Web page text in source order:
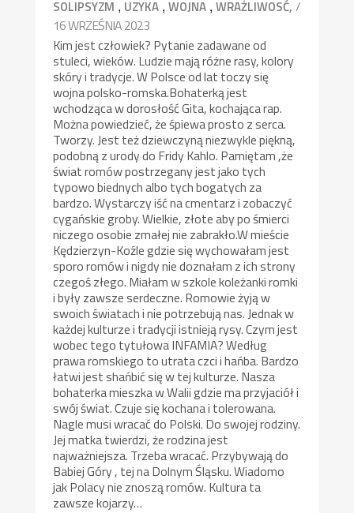
SOLIPSYZM , UZYKA ,WOJNA ,WRAŻLIWOSĆ, /
16 WRZEŚNIA 2023
Kim jest człowiek? Pytanie zadawane od
stuleci, wieków. Ludzie mają różne rasy, kolory
skóry i tradycje. W Polsce od lat toczy się
wojna polsko-romska.Bohaterką jest
wchodząca w dorosłość Gita, kochająca rap.
Można powiedzieć, że śpiewa prosto z serca.
Tworzy. Jest też dziewczyną niezwykle piękną,
podobną z urody do Fridy Kahlo. Pamiętam ,że
świat romów postrzegany jest jako tych
typowo biednych albo tych bogatych za
bardzo. Wystarczy iść na cmentarz i zobaczyć
cygańskie groby. Wielkie, złote aby po śmierci
niczego osobie zmałej nie zabrakło.W mieście
Kędzierzyn-Koźle gdzie się wychowałam jest
sporo romów i nigdy nie doznałam z ich strony
czegoś złego. Miałam w szkole koleżanki romki
i były zawsze serdeczne. Romowie żyją w
swoich światach i nie potrzebują nas. Jednak w
każdej kulturze i tradycji istnieją rysy. Czym jest
wobec tego tytułowa INFAMIA? Według
prawa romskiego to utrata czci i hańba. Bardzo
łatwi jest shańbić się w tej kulturze. Nasza
bohaterka mieszka w Walii gdzie ma przyjaciół i
swój świat. Czuje się kochana i tolerowana.
Nagle musi wracać do Polski. Do swojej rodziny.
Jej matka twierdzi, że rodzina jest
najważniejsza. Trzeba wracać. Przybywają do
Babiej Góry , tej na Dolnym Śląsku. Wiadomo
jak Polacy nie znoszą romów. Kultura ta
zawsze kojarzy…